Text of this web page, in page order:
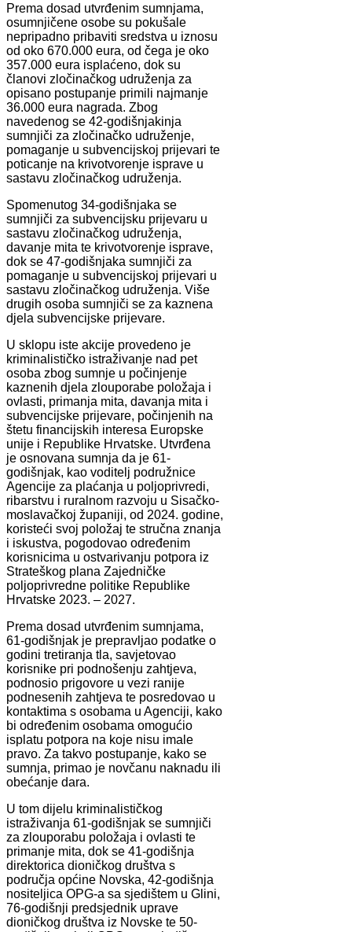
Prema dosad utvrđenim sumnjama,
osumnjičene osobe su pokušale
nepripadno pribaviti sredstva u iznosu
od oko 670.000 eura, od čega je oko
357.000 eura isplaćeno, dok su
članovi zločinačkog udruženja za
opisano postupanje primili najmanje
36.000 eura nagrada. Zbog
navedenog se 42-godišnjakinja
sumnjiči za zločinačko udruženje,
pomaganje u subvencijskoj prijevari te
poticanje na krivotvorenje isprave u
sastavu zločinačkog udruženja.
Spomenutog 34-godišnjaka se
sumnjiči za subvencijsku prijevaru u
sastavu zločinačkog udruženja,
davanje mita te krivotvorenje isprave,
dok se 47-godišnjaka sumnjiči za
pomaganje u subvencijskoj prijevari u
sastavu zločinačkog udruženja. Više
drugih osoba sumnjiči se za kaznena
djela subvencijske prijevare.
U sklopu iste akcije provedeno je
kriminalističko istraživanje nad pet
osoba zbog sumnje u počinjenje
kaznenih djela zlouporabe položaja i
ovlasti, primanja mita, davanja mita i
subvencijske prijevare, počinjenih na
štetu financijskih interesa Europske
unije i Republike Hrvatske. Utvrđena
je osnovana sumnja da je 61-
godišnjak, kao voditelj podružnice
Agencije za plaćanja u poljoprivredi,
ribarstvu i ruralnom razvoju u Sisačko-
moslavačkoj županiji, od 2024. godine,
koristeći svoj položaj te stručna znanja
i iskustva, pogodovao određenim
korisnicima u ostvarivanju potpora iz
Strateškog plana Zajedničke
poljoprivredne politike Republike
Hrvatske 2023. – 2027.
Prema dosad utvrđenim sumnjama,
61-godišnjak je prepravljao podatke o
godini tretiranja tla, savjetovao
korisnike pri podnošenju zahtjeva,
podnosio prigovore u vezi ranije
podnesenih zahtjeva te posredovao u
kontaktima s osobama u Agenciji, kako
bi određenim osobama omogućio
isplatu potpora na koje nisu imale
pravo. Za takvo postupanje, kako se
sumnja, primao je novčanu naknadu ili
obećanje dara.
U tom dijelu kriminalističkog
istraživanja 61-godišnjak se sumnjiči
za zlouporabu položaja i ovlasti te
primanje mita, dok se 41-godišnja
direktorica dioničkog društva s
područja općine Novska, 42-godišnja
nositeljica OPG-a sa sjedištem u Glini,
76-godišnji predsjednik uprave
dioničkog društva iz Novske te 50-